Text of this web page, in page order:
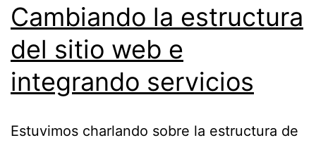
Cambiando la estructura
del sitio web e
integrando servicios
Estuvimos charlando sobre la estructura de